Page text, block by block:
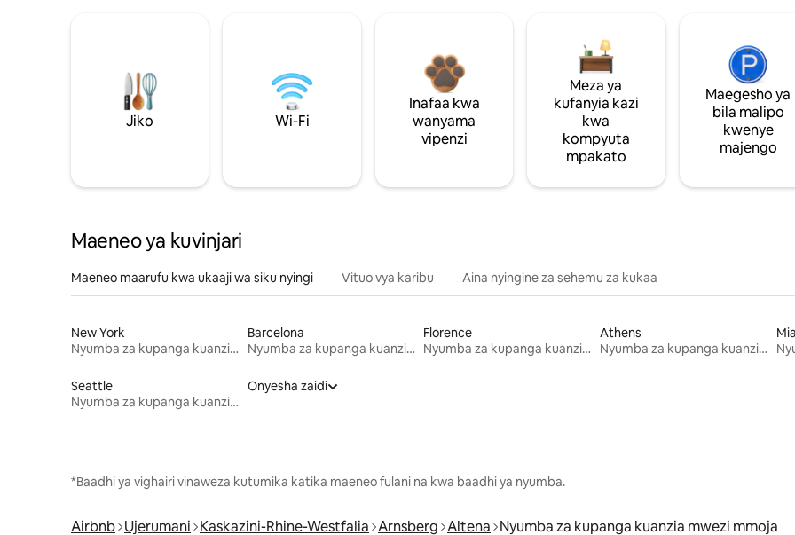
Jiko Wi-Fi
Inafaa kwa
wanyama
vipenzi
Meza ya
kufanyia kazi
kwa
kompyuta
mpakato
Maegesho ya
bila malipo
kwenye
majengo
Maeneo ya kuvinjari
Maeneo maarufu kwa ukaaji wa siku nyingi Vituo vya karibu Aina nyingine za sehemu za kukaa
New York
Nyumba za kupanga kuanzia mwezi mmoja
Barcelona
Nyumba za kupanga kuanzia mwezi mmoja
Florence
Nyumba za kupanga kuanzia mwezi mmoja
Athens
Nyumba za kupanga kuanzia mwezi mmoja
Seattle
Nyumba za kupanga kuanzia mwezi mmoja
Onyesha zaidi
*Baadhi ya vighairi vinaweza kutumika katika maeneo fulani na kwa baadhi ya nyumba.
Airbnb Ujerumani Kaskazini-Rhine-Westfalia Arnsberg Altena Nyumba za kupanga kuanzia mwezi mmoja